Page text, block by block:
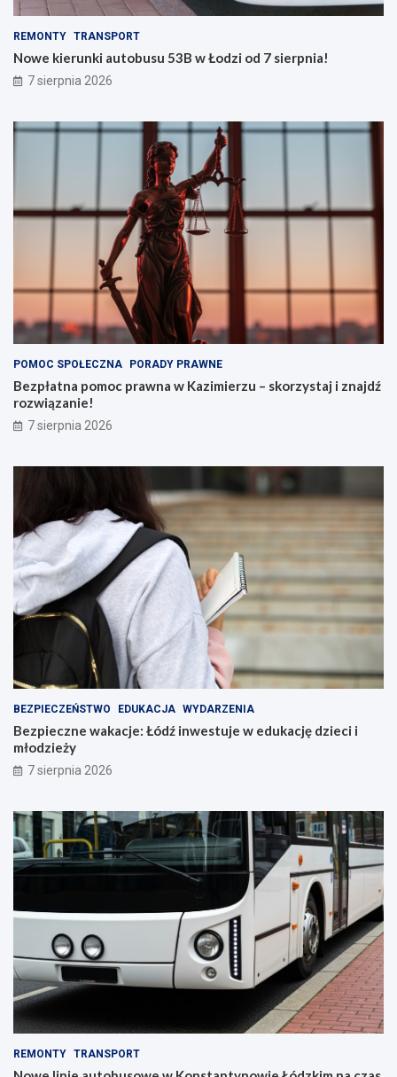
REMONTY TRANSPORT
Nowe kierunki autobusu 53B w Łodzi od 7 sierpnia!
7 sierpnia 2026
POMOC SPOŁECZNA PORADY PRAWNE
Bezpłatna pomoc prawna w Kazimierzu – skorzystaj i znajdź
rozwiązanie!
7 sierpnia 2026
BEZPIECZEŃSTWO EDUKACJA WYDARZENIA
Bezpieczne wakacje: Łódź inwestuje w edukację dzieci i
młodzieży
7 sierpnia 2026
REMONTY TRANSPORT